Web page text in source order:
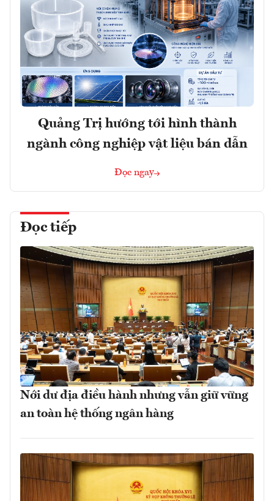
Quảng Trị hướng tới hình thành
ngành công nghiệp vật liệu bán dẫn
Đọc ngay
Đọc tiếp
Nới dư địa điều hành nhưng vẫn giữ vững
an toàn hệ thống ngân hàng